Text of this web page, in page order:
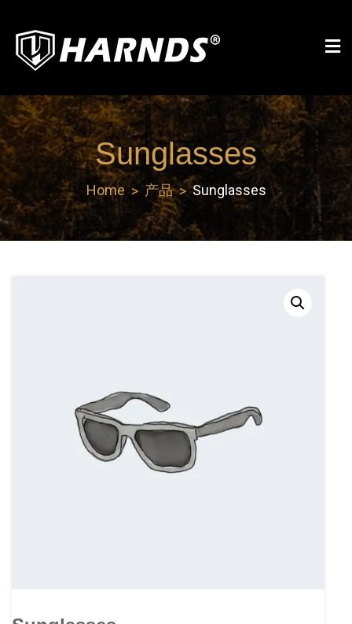
content
Harnds
Sunglasses
Home 产品 Sunglasses